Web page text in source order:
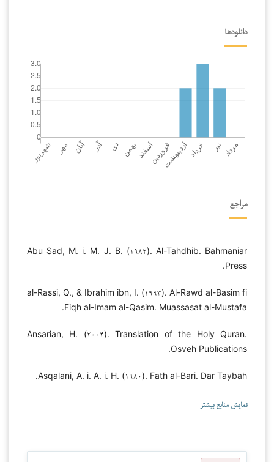
دانلودها
مراجع
Abu Sad, M. i. M. J. B. (۱۹۸۲). Al-Tahdhib. Bahmaniar
Press.
al-Rassi, Q., & Ibrahim ibn, I. (۱۹۹۳). Al-Rawd al-Basim fi
Fiqh al-Imam al-Qasim. Muassasat al-Mustafa.
Ansarian, H. (۲۰۰۴). Translation of the Holy Quran.
Osveh Publications.
Asqalani, A. i. A. i. H. (۱۹۸۰). Fath al-Bari. Dar Taybah.
نمایش منابع بیشتر